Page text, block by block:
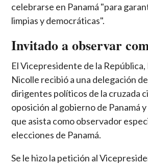
celebrarse en Panamá "para
limpias y democráticas".
Invitado a observar
El Vicepresidente de la
Nicolle recibió a una delegación
dirigentes políticos de la cruzada
oposición al gobierno de Panamá
que asista como observador
elecciones de Panamá.
Se le hizo la petición al